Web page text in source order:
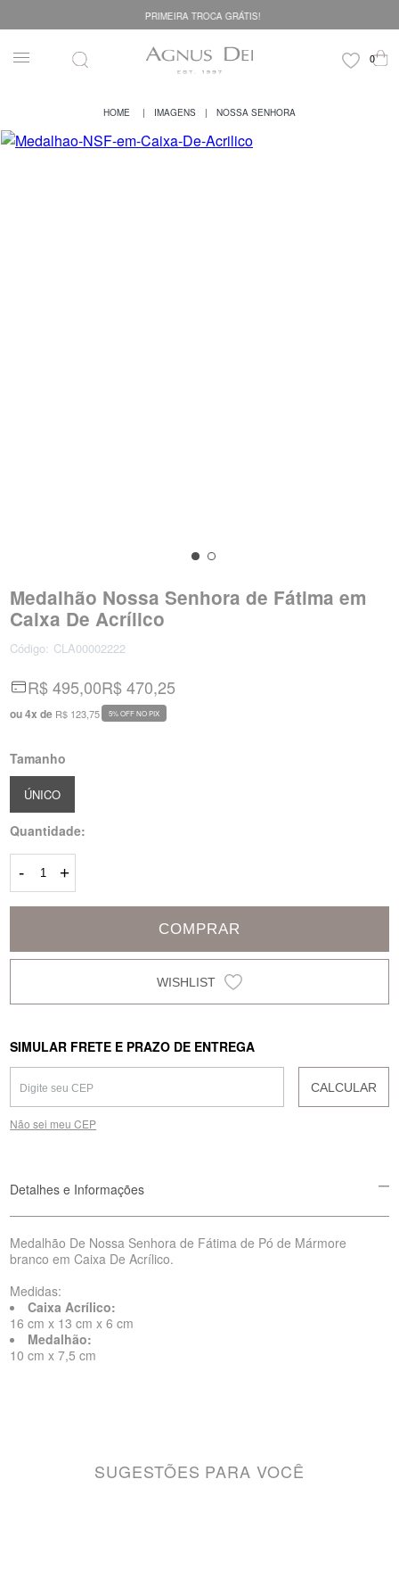
PRIMEIRA TROCA GRÁTIS!
IMAGENS NOSSA SENHORA
Medalhão Nossa Senhora de Fátima em
Caixa De Acrílico
Código: CLA00002222
R$ 495,00
ou4x de R$ 123,75
R$ 470,25
5% OFF NO PIX
Tamanho
ÚNICO
Quantidade:
- +
COMPRAR
SIMULAR FRETE E PRAZO DE ENTREGA
CALCULAR
Não sei meu CEP
Detalhes e Informações
Medalhão De Nossa Senhora de Fátima de Pó de Mármore
branco em Caixa De Acrílico.
Medidas:
Caixa Acrílico:
16 cm x 13 cm x 6 cm
Medalhão:
10 cm x 7,5 cm
SUGESTÕES PARA VOCÊ